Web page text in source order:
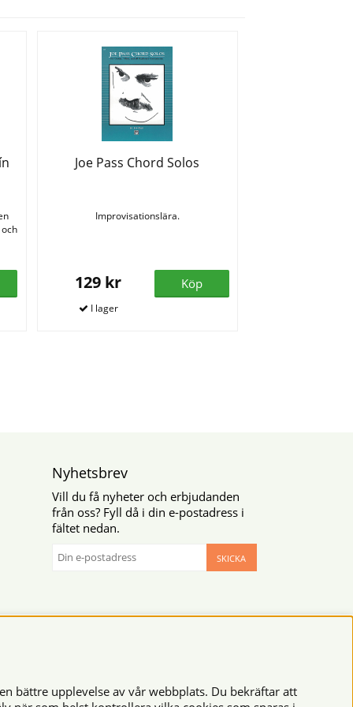
Joe Pass Chord Solos
Improvisationslära.
129 kr Köp
Nyhetsbrev
Vill du få nyheter och erbjudanden
från oss? Fyll då i din e-postadress i
fältet nedan.
SKICKA
bättre upplevelse av vår webbplats. Du bekräftar att